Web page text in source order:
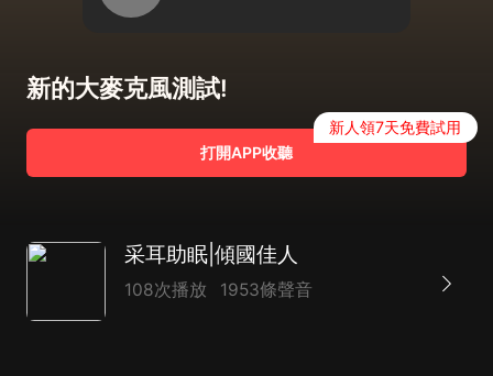
新的大麥克風測試!
打開APP收聽
新人領7天免費試用
采耳助眠|傾國佳人
108次播放 1953條聲音